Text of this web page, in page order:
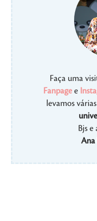
Faça uma
Fanpage e
levamos
Bjs e
Ana